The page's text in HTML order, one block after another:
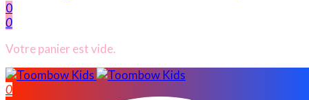
0
0
Votre panier est vide.
0
ACCUEIL